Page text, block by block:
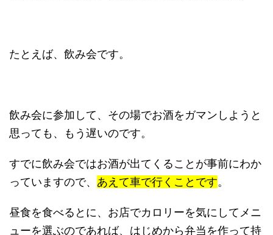
たとえば、飲み会です。
飲み会に参加して、その場でお酒をガマンしようと
思っても、もう遅いのです。
すでに飲み会ではお酒が出てくることが事前にわか
っていますので、 あえて車で行くことです。
昼食を食べるとに、お店でカロリーを気にしてメニ
ューを選ぶのであれば、はじめから弁当を作って持